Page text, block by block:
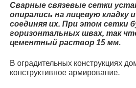
Сварные связевые сетки
опирались на лицевую кладку
соединяя их. При этом сетки
горизонтальных швах, так
цементный раствор 15 мм.
В оградительных конструкциях
конструктивное армирование.